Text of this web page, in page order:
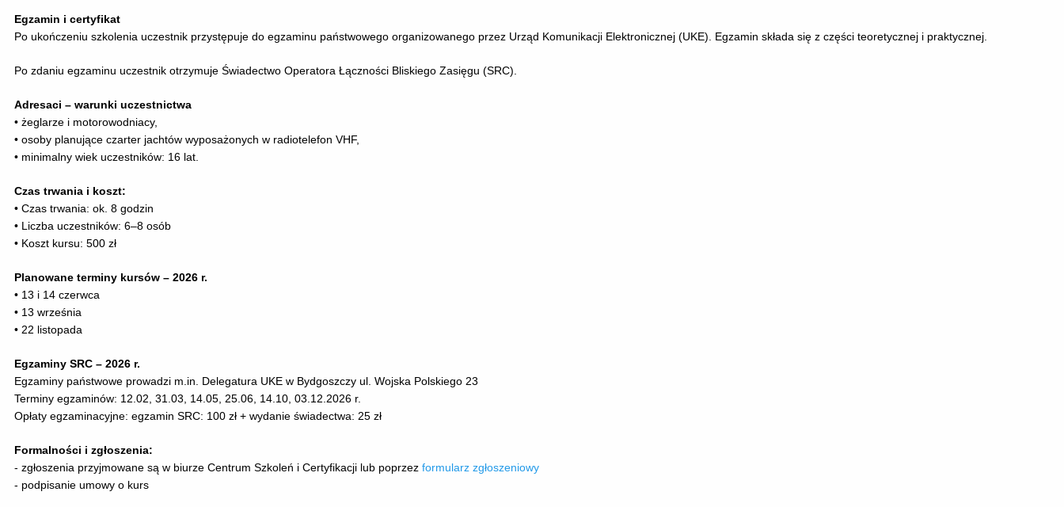
Egzamin i certyfikat
Po ukończeniu szkolenia uczestnik przystępuje do egzaminu państwowego organizowanego przez Urząd Komunikacji Elektronicznej (UKE). Egzamin składa się z części teoretycznej i praktycznej.
Po zdaniu egzaminu uczestnik otrzymuje Świadectwo Operatora Łączności Bliskiego Zasięgu (SRC).
Adresaci – warunki uczestnictwa
• żeglarze i motorowodniacy,
• osoby planujące czarter jachtów wyposażonych w radiotelefon VHF,
• minimalny wiek uczestników: 16 lat.
Czas trwania i koszt:
• Czas trwania: ok. 8 godzin
• Liczba uczestników: 6–8 osób
• Koszt kursu: 500 zł
Planowane terminy kursów – 2026 r.
• 13 i 14 czerwca
• 13 września
• 22 listopada
Egzaminy SRC – 2026 r.
Egzaminy państwowe prowadzi m.in. Delegatura UKE w Bydgoszczy ul. Wojska Polskiego 23
Terminy egzaminów: 12.02, 31.03, 14.05, 25.06, 14.10, 03.12.2026 r.
Opłaty egzaminacyjne: egzamin SRC: 100 zł + wydanie świadectwa: 25 zł
Formalności i zgłoszenia:
- zgłoszenia przyjmowane są w biurze Centrum Szkoleń i Certyfikacji lub poprzezformularz zgłoszeniowy
- podpisanie umowy o kurs